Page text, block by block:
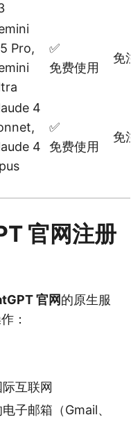
Pro,
✅
免费使用
免
4
4
✅
免费使用
免
官网注册
官网的原生服
：
互联网
子邮箱（Gmail、